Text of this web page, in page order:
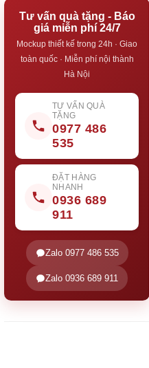
Tư vấn quà tặng - Báo
giá miễn phí 24/7
Mockup thiết kế trong 24h · Giao
toàn quốc · Miễn phí nội thành
Hà Nội
TƯ VẤN QUÀ
TẶNG
0977 486
535
ĐẶT HÀNG
NHANH
0936 689
911
Zalo 0977 486 535
Zalo 0936 689 911